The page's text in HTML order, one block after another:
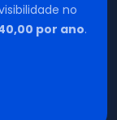
no
por ano.